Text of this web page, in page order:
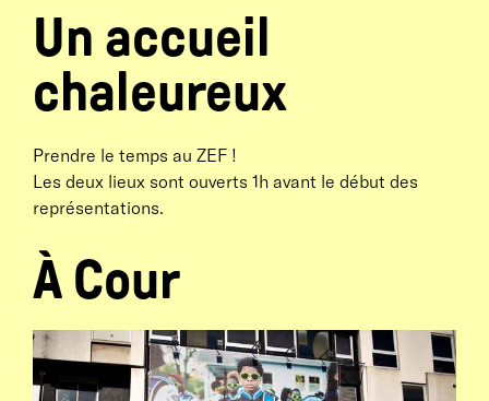
Un accueil
chaleureux
Prendre le temps au ZEF !
Les deux lieux sont ouverts 1h avant le début des
représentations.
À Cour